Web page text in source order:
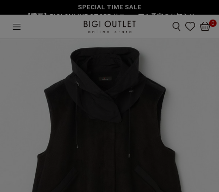
SPECIAL TIME SALE
【重要】BIGI ONLINE STORE リニューアル予定のお知らせ
0
アウター シャギージャージベスト